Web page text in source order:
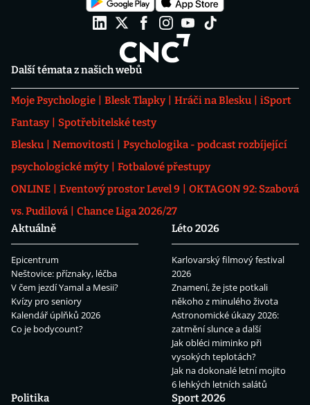
Další témata z našich webů
Moje Psychologie Blesk Tlapky Hráči na Blesku
iSport
Fantasy
Spotřebitelské testy
Blesku
Nemovitosti
Psychologika - podcast rozbíjející
psychologické mýty
Fotbalové přestupy
ONLINE
Eventový prostor Level 9
OKTAGON 92: Szabová
vs. Pudilová
Chance Liga 2026/27
Aktuálně
Epicentrum
Neštovice: příznaky, léčba
V čem jezdí Yamal a Mesii?
Kvízy pro seniory
Kalendář úplňků 2026
Co je bodycount?
Léto 2026
Karlovarský filmový festival
2026
Znamení, že jste potkali
někoho z minulého života
Astronomické úkazy 2026:
zatmění slunce a další
Jak obléci miminko při
vysokých teplotách?
Jak na dokonalé letní mojito
6 lehkých letních salátů
Politika
Sport 2026